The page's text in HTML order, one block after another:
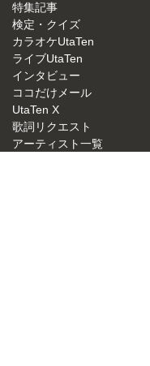
特集記事
検定・クイズ
カラオケUtaTen
ライブUtaTen
インタビュー
ココだけメール
UtaTen X
歌詞リクエスト
アーティスト一覧